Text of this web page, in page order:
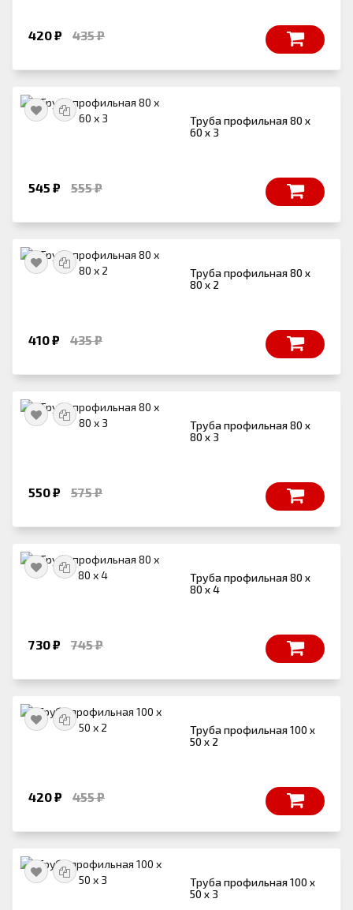
420 ₽ 435 ₽
Труба профильная 80 х
60 х 3
545 ₽ 555 ₽
Труба профильная 80 х
80 х 2
410 ₽ 435 ₽
Труба профильная 80 х
80 х 3
550 ₽ 575 ₽
Труба профильная 80 х
80 х 4
730 ₽ 745 ₽
Труба профильная 100 х
50 х 2
420 ₽ 455 ₽
Труба профильная 100 х
50 х 3